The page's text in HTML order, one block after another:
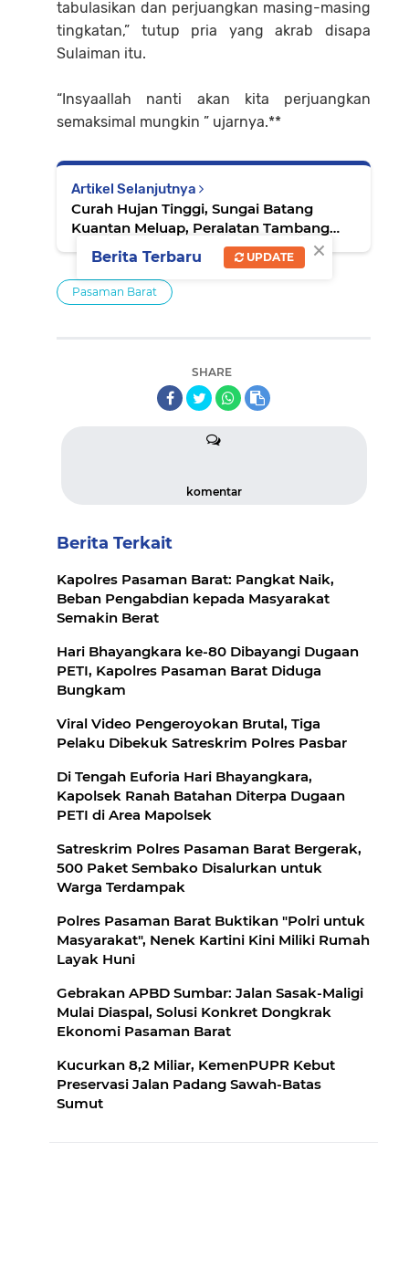
tabulasikan dan perjuangkan masing-masing
tingkatan,” tutup pria yang akrab disapa
Sulaiman itu.
‎“Insyaallah nanti akan kita perjuangkan
semaksimal mungkin ” ujarnya.**
Artikel Selanjutnya
Curah Hujan Tinggi, Sungai Batang
Kuantan Meluap, Peralatan Tambang
Emas Tradisional Warga Hanyut
Pasaman Barat
SHARE
komentar
Berita Terkait
Kapolres Pasaman Barat: Pangkat Naik,
Beban Pengabdian kepada Masyarakat
Semakin Berat
Hari Bhayangkara ke-80 Dibayangi Dugaan
PETI, Kapolres Pasaman Barat Diduga
Bungkam
Viral Video Pengeroyokan Brutal, Tiga
Pelaku Dibekuk Satreskrim Polres Pasbar
Di Tengah Euforia Hari Bhayangkara,
Kapolsek Ranah Batahan Diterpa Dugaan
PETI di Area Mapolsek
Satreskrim Polres Pasaman Barat Bergerak,
500 Paket Sembako Disalurkan untuk
Warga Terdampak
Polres Pasaman Barat Buktikan "Polri untuk
Masyarakat", Nenek Kartini Kini Miliki Rumah
Layak Huni
Gebrakan APBD Sumbar: Jalan Sasak-Maligi
Mulai Diaspal, Solusi Konkret Dongkrak
Ekonomi Pasaman Barat
Kucurkan 8,2 Miliar, KemenPUPR Kebut
Preservasi Jalan Padang Sawah-Batas
Sumut
×
Berita Terbaru UPDATE